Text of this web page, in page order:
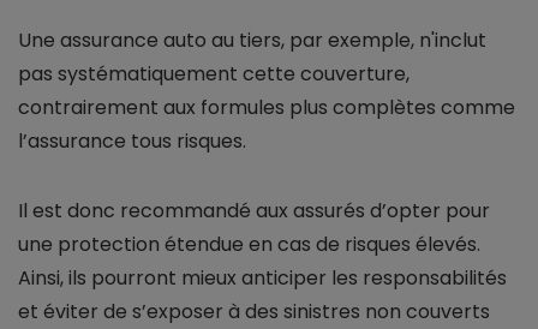
Une assurance auto au tiers, par exemple, n'inclut
pas systématiquement cette couverture,
contrairement aux formules plus complètes comme
l’assurance tous risques.
Il est donc recommandé aux assurés d’opter pour
une protection étendue en cas de risques élevés.
Ainsi, ils pourront mieux anticiper les responsabilités
et éviter de s’exposer à des sinistres non couverts